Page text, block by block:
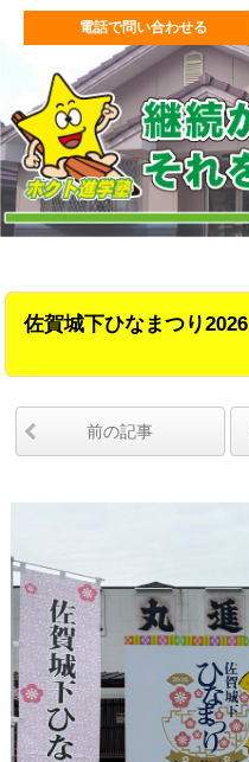
電話で問い合わせる
佐賀城下ひなまつり2026
前の記事